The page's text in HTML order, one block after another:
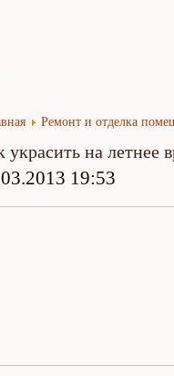
Ремонт и отделка
украсить на летнее
19:53